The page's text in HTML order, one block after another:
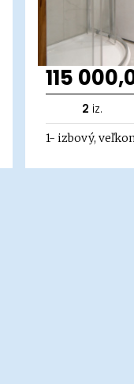
115
2 iz.
1- izbový,